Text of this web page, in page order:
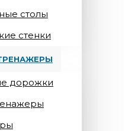
столы
стенки
дорожки